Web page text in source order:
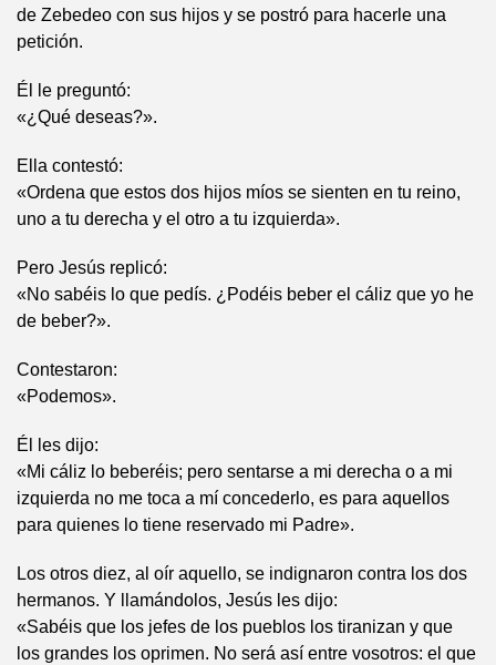
de Zebedeo con sus hijos y se postró para hacerle una
petición.
Él le preguntó:
«¿Qué deseas?».
Ella contestó:
«Ordena que estos dos hijos míos se sienten en tu reino,
uno a tu derecha y el otro a tu izquierda».
Pero Jesús replicó:
«No sabéis lo que pedís. ¿Podéis beber el cáliz que yo he
de beber?».
Contestaron:
«Podemos».
Él les dijo:
«Mi cáliz lo beberéis; pero sentarse a mi derecha o a mi
izquierda no me toca a mí concederlo, es para aquellos
para quienes lo tiene reservado mi Padre».
Los otros diez, al oír aquello, se indignaron contra los dos
hermanos. Y llamándolos, Jesús les dijo:
«Sabéis que los jefes de los pueblos los tiranizan y que
los grandes los oprimen. No será así entre vosotros: el que